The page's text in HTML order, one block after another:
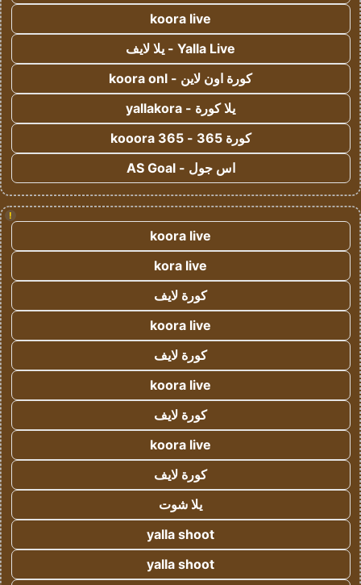
koora live
Yalla Live - يلا لايف
كورة اون لاين - koora onl
يلا كورة - yallakora
كورة 365 - kooora 365
اس جول - AS Goal
!
koora live
kora live
كورة لايف
koora live
كورة لايف
koora live
كورة لايف
koora live
كورة لايف
يلا شوت
yalla shoot
yalla shoot